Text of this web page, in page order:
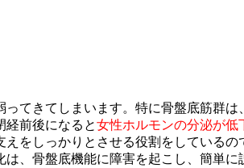
ってきてしまいます。特に骨盤底筋群
経前後になると女性ホルモンの分泌が低
えをしっかりとさせる役割をしている
は、骨盤底機能に障害を起こし、簡単に